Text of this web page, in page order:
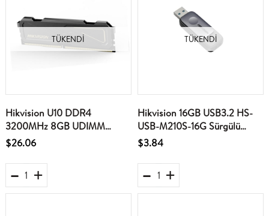
TÜKENDI
Hikvision U10 DDR4
3200MHz 8GB UDIMM
288Pin PC Ram
$26.06
TÜKENDI
Hikvision 16GB USB3.2 HS-
USB-M210S-16G Sürgülü
Siyah Flash Bellek
$3.84